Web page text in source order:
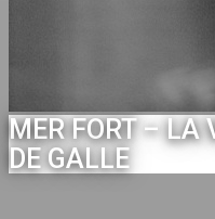
MER FORT – LA
DE GALLE